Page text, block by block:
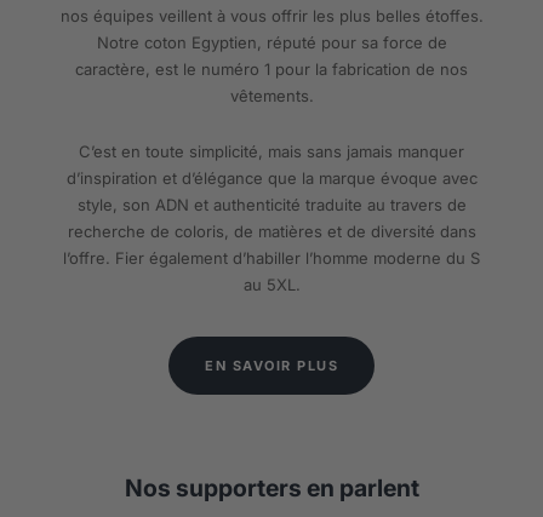
nos équipes veillent à vous offrir les plus belles étoffes.
Notre coton Egyptien, réputé pour sa force de
caractère, est le numéro 1 pour la fabrication de nos
vêtements.
C’est en toute simplicité, mais sans jamais manquer
d’inspiration et d’élégance que la marque évoque avec
style, son ADN et authenticité traduite au travers de
recherche de coloris, de matières et de diversité dans
l’offre. Fier également d’habiller l’homme moderne du S
au 5XL.
EN SAVOIR PLUS
Nos supporters en parlent